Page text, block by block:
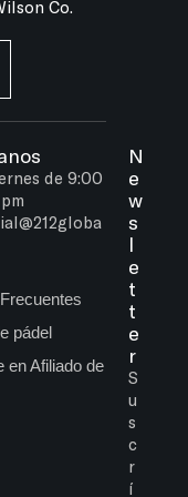
Co.
de 9:00
pádel
en Afiliado de
N
e
w
s
l
e
t
t
e
r
S
u
s
c
r
í